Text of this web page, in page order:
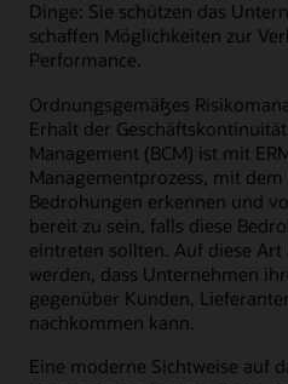
Dinge: Sie schützen das
schaffen Möglichkeiten zur
Performance.
Ordnungsgemäßes
Erhalt der
Management (BCM) ist mit
Managementprozess, mit
Bedrohungen erkennen und
bereit zu sein, falls diese
eintreten sollten. Auf diese
werden, dass Unternehmen
gegenüber Kunden,
nachkommen kann.
Eine moderne Sichtweise auf